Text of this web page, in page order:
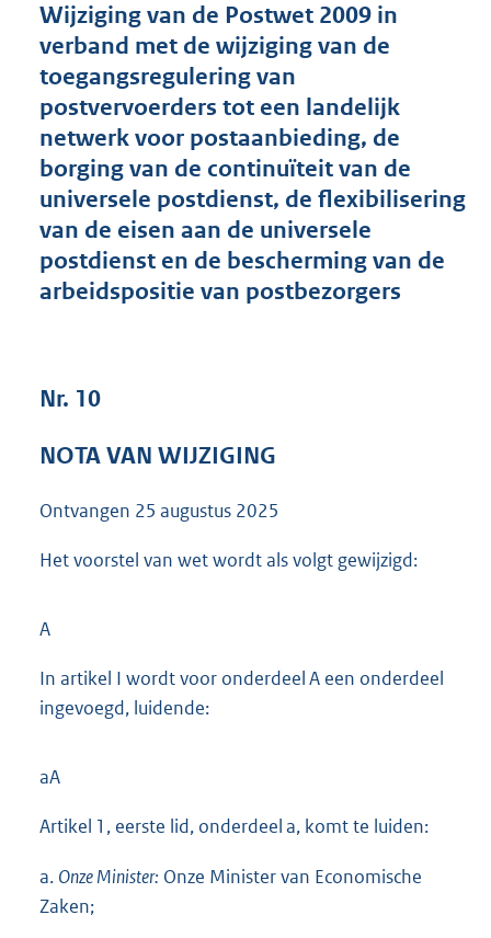
s
g
r
o
t
t
e
:
1
0
2
K
Wijziging van de Postwet 2009 in
verband met de wijziging van de
toegangsregulering van
postvervoerders tot een landelijk
netwerk voor postaanbieding, de
borging van de continuïteit van de
universele postdienst, de flexibilisering
van de eisen aan de universele
postdienst en de bescherming van de
arbeidspositie van postbezorgers
Nr. 10
NOTA VAN WIJZIGING
Ontvangen 25 augustus 2025
Het voorstel van wet wordt als volgt gewijzigd:
A
In artikel I wordt voor onderdeel A een onderdeel
ingevoegd, luidende:
aA
Artikel 1, eerste lid, onderdeel a, komt te luiden:
a. Onze Minister: Onze Minister van Economische
Zaken;